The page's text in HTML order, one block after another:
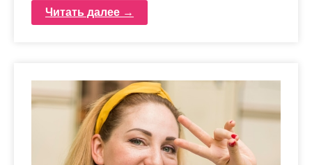
Читать далее →